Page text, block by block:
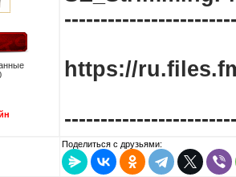
https://
Поделиться с друзьями: